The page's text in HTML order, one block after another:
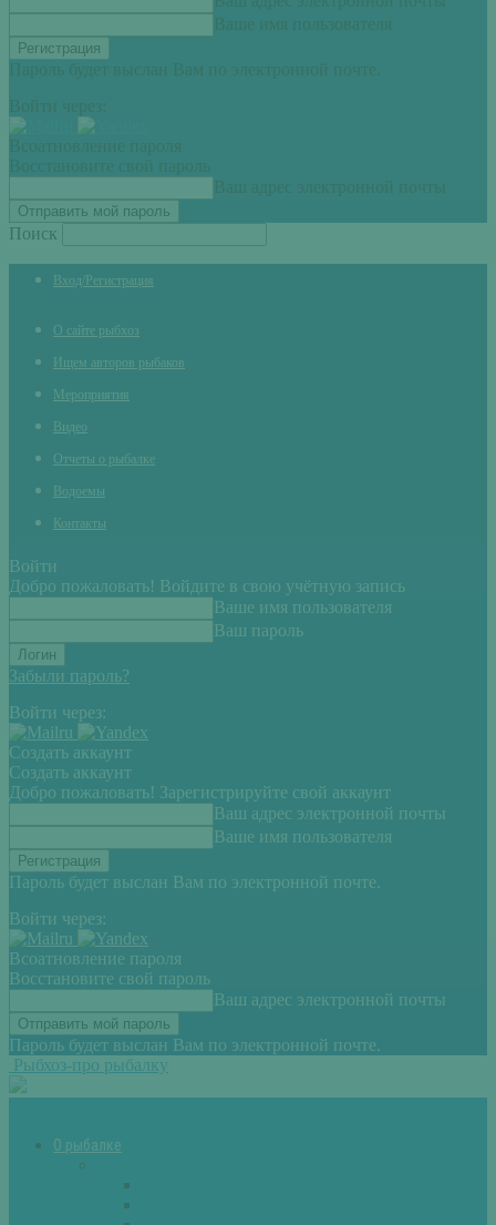
Ваше имя пользователя
Пароль будет выслан Вам по электронной почте.
Войти через:
Всоатновление пароля
Восстановите свой пароль
Ваш адрес электронной почты
Поиск
Вход/Регистрация
О сайте рыбхоз
Ищем авторов рыбаков
Мероприятия
Видео
Отчеты о рыбалке
Водоемы
Контакты
Войти
Добро пожаловать! Войдите в свою учётную запись
Ваше имя пользователя
Ваш пароль
Забыли пароль?
Войти через:
Создать аккаунт
Создать аккаунт
Добро пожаловать! Зарегистрируйте свой аккаунт
Ваш адрес электронной почты
Ваше имя пользователя
Пароль будет выслан Вам по электронной почте.
Войти через:
Всоатновление пароля
Восстановите свой пароль
Ваш адрес электронной почты
Пароль будет выслан Вам по электронной почте.
Рыбхоз-про рыбалку
О рыбалке